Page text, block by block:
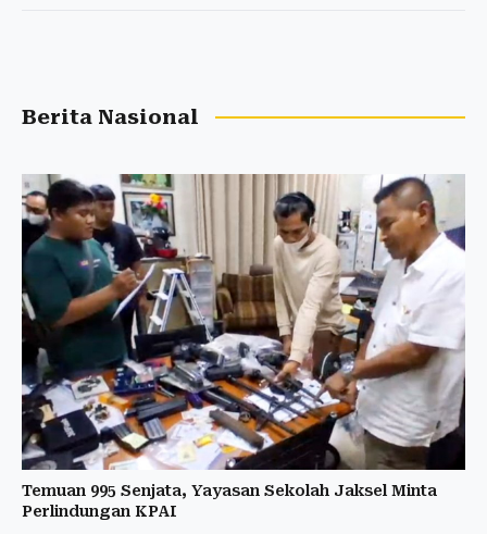
Berita Nasional
Temuan 995 Senjata, Yayasan Sekolah Jaksel Minta
Perlindungan KPAI